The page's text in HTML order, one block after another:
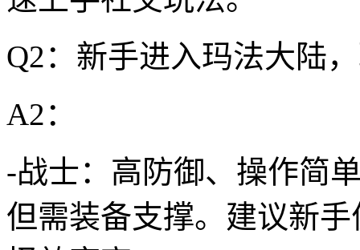
Q2：新手进入玛法大陆
A2：
-战士：高防御、操作简
但需装备支撑。建议新